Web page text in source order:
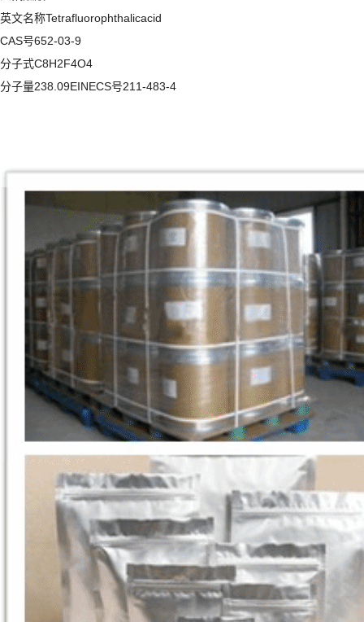
英文名称Tetrafluorophthalicacid
CAS号652-03-9
分子式C8H2F4O4
分子量238.09EINECS号211-483-4